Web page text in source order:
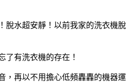
脫水超安靜！以前我家的洗衣機脫
了有洗衣機的存在！
，再以不用擔心低頻轟轟的機器運